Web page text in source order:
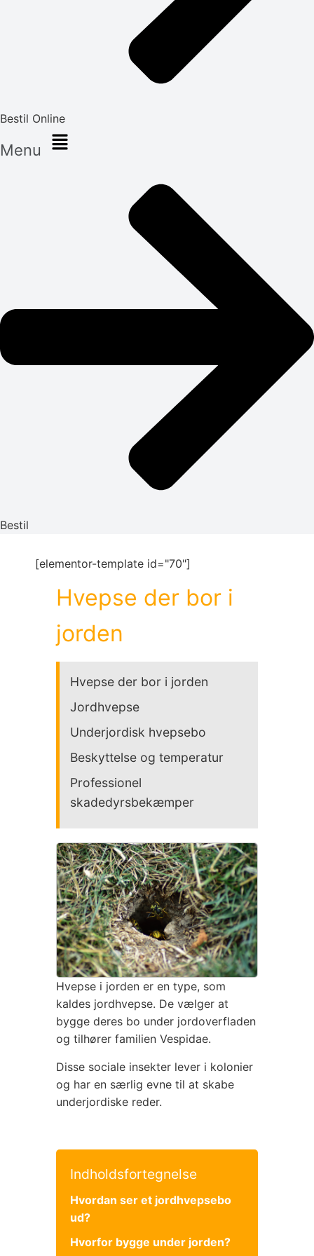
Bestil Online
Menu
Bestil
[elementor-template id="70"]
Hvepse der bor i
jorden
Hvepse der bor i jorden
Jordhvepse
Underjordisk hvepsebo
Beskyttelse og temperatur
Professionel
skadedyrsbekæmper
Hvepse i jorden er en type, som
kaldes jordhvepse. De vælger at
bygge deres bo under jordoverfladen
og tilhører familien Vespidae.
Disse sociale insekter lever i kolonier
og har en særlig evne til at skabe
underjordiske reder.
Indholdsfortegnelse
Hvordan ser et jordhvepsebo
ud?
Hvorfor bygge under jorden?